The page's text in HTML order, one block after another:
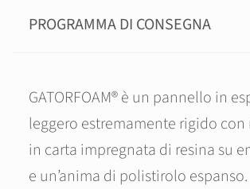
PROGRAMMA DI CONSEGNA
GATORFOAM® è un pannello in
leggero estremamente rigido
in carta impregnata di resina su
e un’anima di polistirolo espanso.